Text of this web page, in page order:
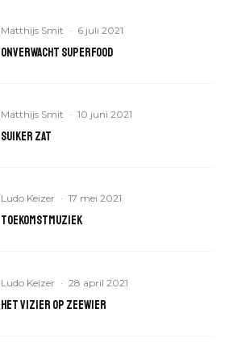
Matthijs Smit · 6 juli 2021
Onverwacht superfood
Matthijs Smit · 10 juni 2021
Suiker zat
Ludo Keizer · 17 mei 2021
Toekomstmuziek
Ludo Keizer · 28 april 2021
Het vizier op zeewier